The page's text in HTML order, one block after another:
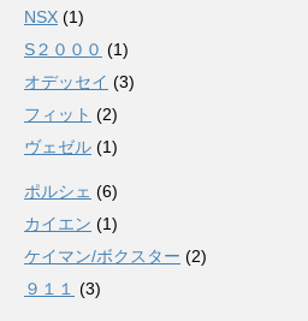
NSX (1)
S２０００ (1)
オデッセイ (3)
フィット (2)
ヴェゼル (1)
ポルシェ (6)
カイエン (1)
ケイマン/ボクスター (2)
９１１
(3)